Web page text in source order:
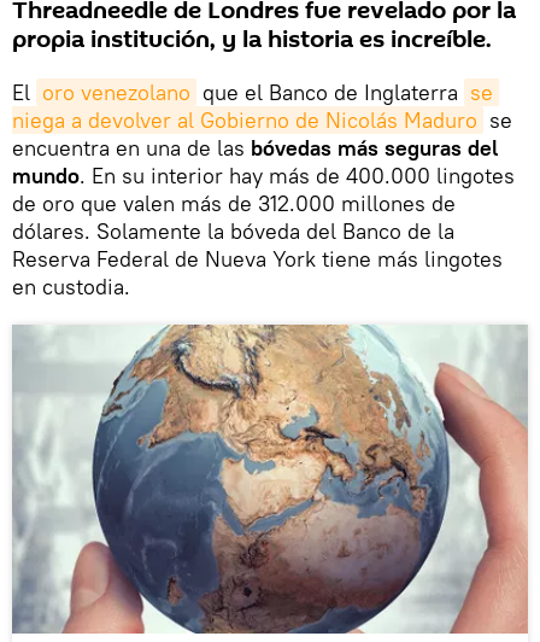
Threadneedle de Londres fue revelado por la
propia institución, y la historia es increíble.
El oro venezolano que el Banco de Inglaterra se
niega a devolver al Gobierno de Nicolás Maduro se
encuentra en una de las bóvedas más seguras del
mundo. En su interior hay más de 400.000 lingotes
de oro que valen más de 312.000 millones de
dólares. Solamente la bóveda del Banco de la
Reserva Federal de Nueva York tiene más lingotes
en custodia.